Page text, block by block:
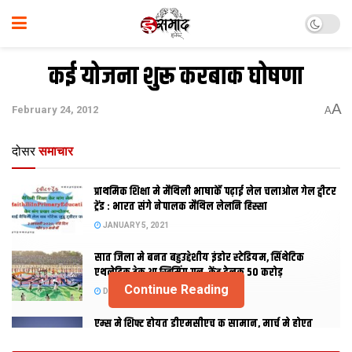
कई योजना शुरू करबाक घोषणा
February 24, 2012 AA
दोसर समाचार
प्राथमिक शि‍क्षा मे मैथि‍ली भाषाकेँ पढ़ाई लेल चलाओल गेल ट्वीटर
ट्रेंड : भारत संगे नेपालक मैथिल लेलनि हिस्सा
JANUARY 5, 2021
सात जिला मे बनत बहुउद्देशीय इंडोर स्‍टेडि‍यम, सिंथेटिक
एथलेटिक ट्रेक आ स्विमिंग पुल, केंद्र देलक 50 करोड़
DECEMBER 26, 2020
एम्स मे शिफ्ट होयत डीएमसीएच क सामान, मार्च मे होएत
Continue Reading